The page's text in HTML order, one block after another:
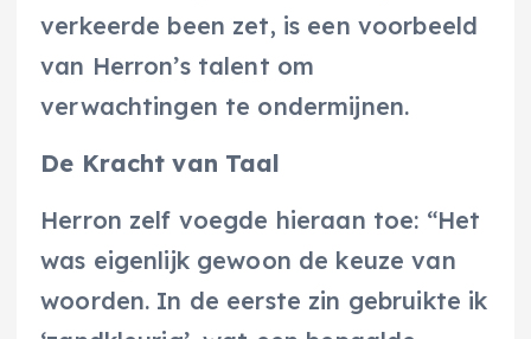
verkeerde been zet, is een voorbeeld
van Herron’s talent om
verwachtingen te ondermijnen.
De Kracht van Taal
Herron zelf voegde hieraan toe: “Het
was eigenlijk gewoon de keuze van
woorden. In de eerste zin gebruikte ik